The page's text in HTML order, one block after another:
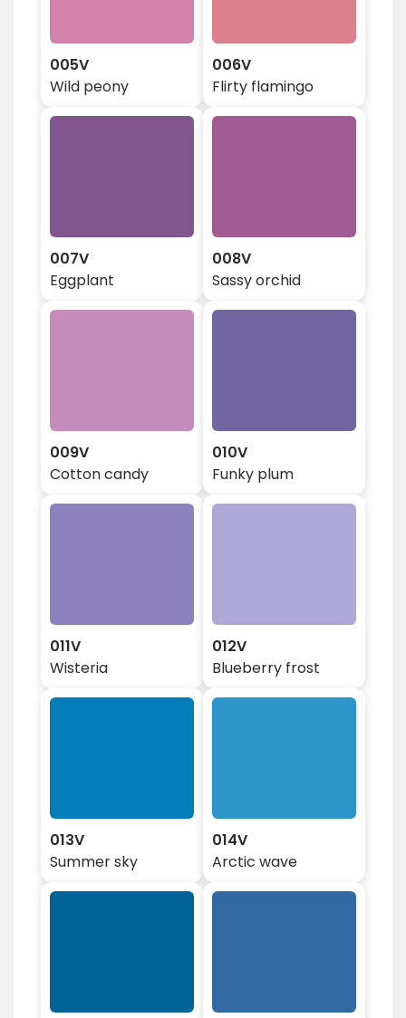
005V
Wild peony
006V
Flirty flamingo
007V
Eggplant
008V
Sassy orchid
009V
Cotton candy
010V
Funky plum
011V
Wisteria
012V
Blueberry frost
013V
Summer sky
014V
Arctic wave